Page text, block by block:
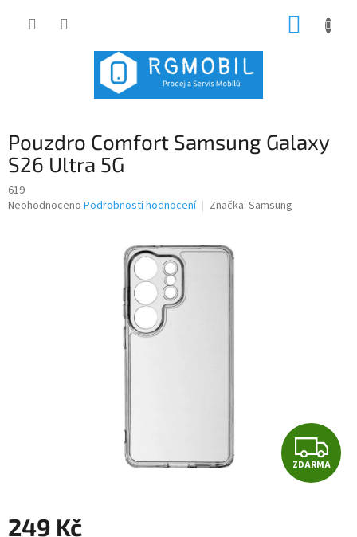
Pouzdro Comfort Samsung Galaxy
S26 Ultra 5G
619
Průměrné
Neohodnoceno Podrobnosti hodnocení Značka: Samsung
Z
D
ZDARMA
249 Kč